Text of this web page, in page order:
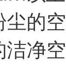
的
净